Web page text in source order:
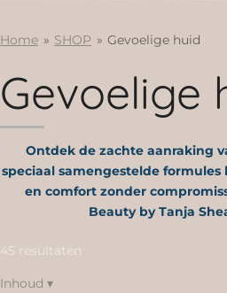
Home » SHOP » Gevoelige huid
Gevoelige
Ontdek de zachte aanraking
speciaal samengestelde
en comfort zonder
Beauty by Tanja
45 resultaten
Inhoud ▾